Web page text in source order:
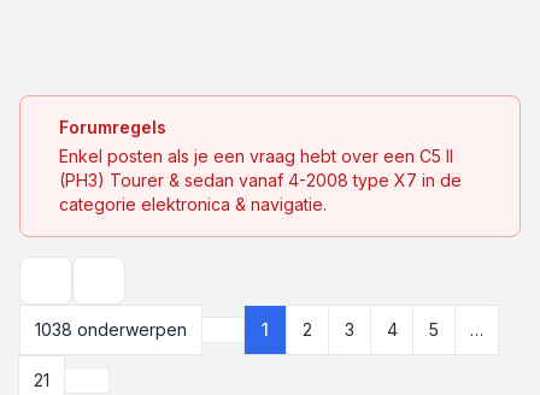
Forumregels
Enkel posten als je een vraag hebt over een C5 II
(PH3) Tourer & sedan vanaf 4-2008 type X7 in de
categorie elektronica & navigatie.
1038 onderwerpen
Pagina van
1 2 3 4 5 …
21